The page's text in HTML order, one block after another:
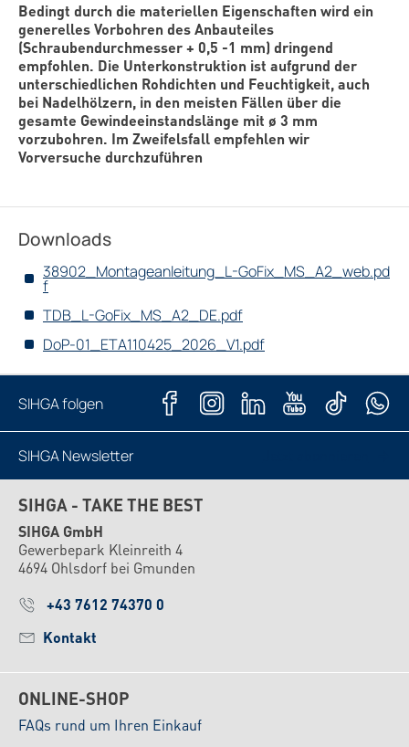
Bedingt durch die materiellen Eigenschaften wird ein
generelles Vorbohren des Anbauteiles
(Schraubendurchmesser + 0,5 -1 mm) dringend
empfohlen. Die Unterkonstruktion ist aufgrund der
unterschiedlichen Rohdichten und Feuchtigkeit, auch
bei Nadelhölzern, in den meisten Fällen über die
gesamte Gewindeeinstandslänge mit ø 3 mm
vorzubohren. Im Zweifelsfall empfehlen wir
Vorversuche durchzuführen
Downloads
38902_Montageanleitung_L-GoFix_MS_A2_web.pd
f
TDB_L-GoFix_MS_A2_DE.pdf
DoP-01_ETA110425_2026_V1.pdf
SIHGA folgen
SIHGA Newsletter
SIHGA - TAKE THE BEST
SIHGA GmbH
Gewerbepark Kleinreith 4
4694 Ohlsdorf bei Gmunden
+43 7612 74370 0
Kontakt
ONLINE-SHOP
FAQs rund um Ihren Einkauf